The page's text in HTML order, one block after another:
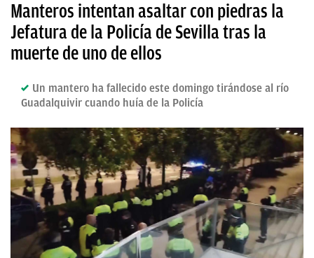
Manteros intentan asaltar con piedras la
Jefatura de la Policía de Sevilla tras la
muerte de uno de ellos
Un mantero ha fallecido este domingo tirándose al río
Guadalquivir cuando huía de la Policía